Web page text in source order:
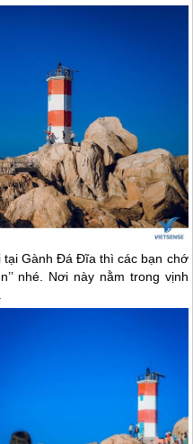
tại Gành Đá Đĩa thì các bạn chớ
nhé. Nơi này nằm trong vịnh